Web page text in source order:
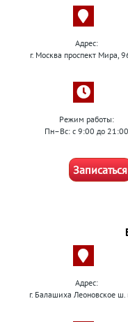
Адрес:
г. Москва проспект Мира,
Режим работы:
Пн–Вс: с 9:00 до 21:00
Записаться
Адрес:
г. Балашиха Леоновское ш.